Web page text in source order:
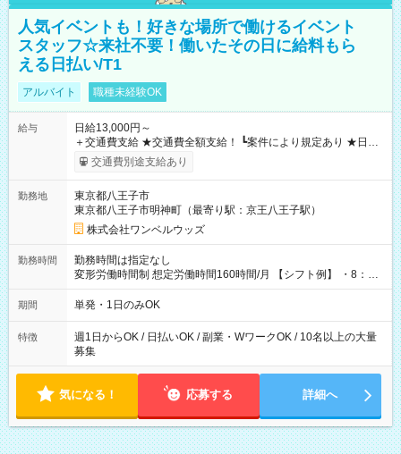
人気イベントも！好きな場所で働けるイベント
スタッフ☆来社不要！働いたその日に給料もら
える日払い/T1
アルバイト 職種未経験OK
給与
日給13,000円～
＋交通費支給 ★交通費全額支給！ ┗案件により規定あり ★日払
いOK！（規定あり） ┗働いたその日に現金GET♪ お仕事後はコ
ンビニATMから 日払い分を引き落とせます！ 【試用期間】試
交通費別途支給あり
勤務地
東京都八王子市
東京都八王子市明神町（最寄り駅：京王八王子駅）
株式会社ワンベルウッズ
勤務時間
勤務時間は指定なし
変形労働時間制 想定労働時間160時間/月 【シフト例】 ・8：00
～21：00
期間 単発・1日のみOK
特徴
週1日からOK / 日払いOK / 副業・WワークOK / 10名以上の大量
募集
気になる！ 応募する 詳細へ